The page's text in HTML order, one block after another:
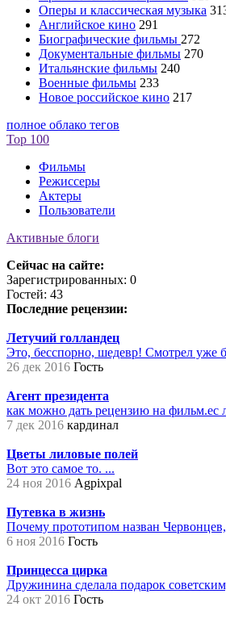
Оперы и классическая музыка
Английское кино 291
Биографические фильмы 272
Документальные фильмы 270
Итальянские фильмы 240
Военные фильмы 233
Новое российское кино 217
полное облако тегов
Top 100
Фильмы
Режиссеры
Актеры
Пользователи
Активные блоги
Сейчас на сайте:
Зарегистрированных: 0
Гостей: 43
Последние рецензии:
Летучий голландец
Это, бесспорно, шедевр! Смотрел уже
26 дек 2016 Гость
Агент президента
как можно дать рецензию на фильм.ес
7 дек 2016 кардинал
Цветы лиловые полей
Вот это самое то. ...
24 ноя 2016 Agpixpal
Путевка в жизнь
Почему прототипом назван
6 ноя 2016 Гость
Принцесса цирка
Дружинина сделала подарок
24 окт 2016 Гость